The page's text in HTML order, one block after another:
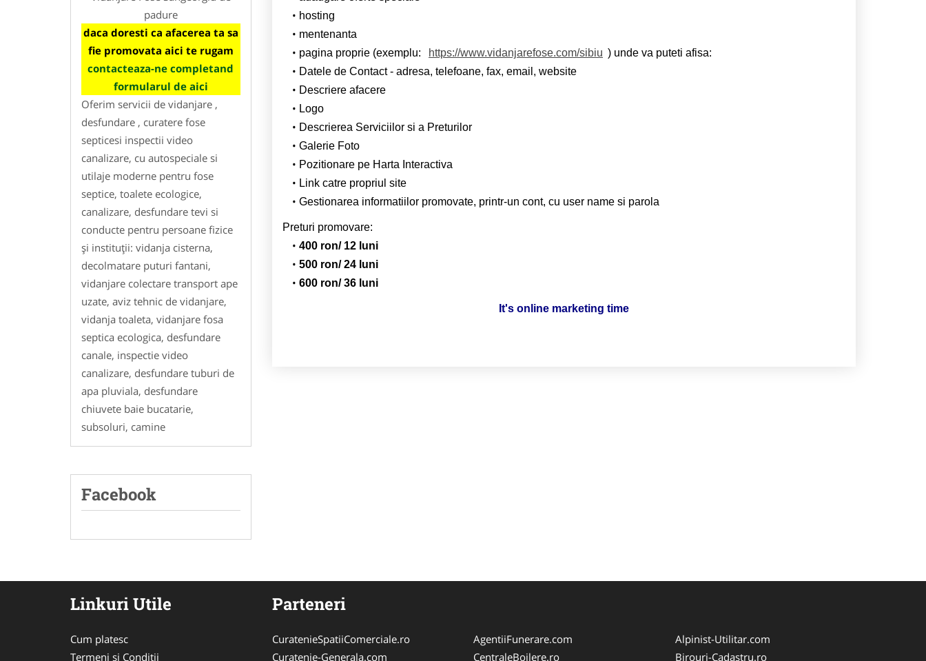
padure
daca doresti ca afacerea ta sa
fie promovata aici te rugam
contacteaza-ne completand
formularul de aici
Oferim servicii de vidanjare ,
desfundare , curatere fose
septicesi inspectii video
canalizare, cu autospeciale si
utilaje moderne pentru fose
septice, toalete ecologice,
canalizare, desfundare tevi si
conducte pentru persoane fizice
și instituții: vidanja cisterna,
decolmatare puturi fantani,
vidanjare colectare transport ape
uzate, aviz tehnic de vidanjare,
vidanja toaleta, vidanjare fosa
septica ecologica, desfundare
canale, inspectie video
canalizare, desfundare tuburi de
apa pluviala, desfundare
chiuvete baie bucatarie,
subsoluri, camine
Facebook
hosting
mentenanta
pagina proprie (exemplu:
https://www.vidanjarefose.com/sibiu ) unde va puteti afisa:
Datele de Contact - adresa, telefoane, fax, email, website
Descriere afacere
Logo
Descrierea Serviciilor si a Preturilor
Galerie Foto
Pozitionare pe Harta Interactiva
Link catre propriul site
Gestionarea informatiilor promovate, printr-un cont, cu user name si parola
Preturi promovare:
400 ron/ 12 luni
500 ron/ 24 luni
600 ron/ 36 luni
It's online marketing time
Linkuri Utile
Cum platesc
Termeni si Conditii
Parteneri
CuratenieSpatiiComerciale.ro
Curatenie-Generala.com
AgentiiFunerare.com
CentraleBoilere.ro
Alpinist-Utilitar.com
Birouri-Cadastru.ro